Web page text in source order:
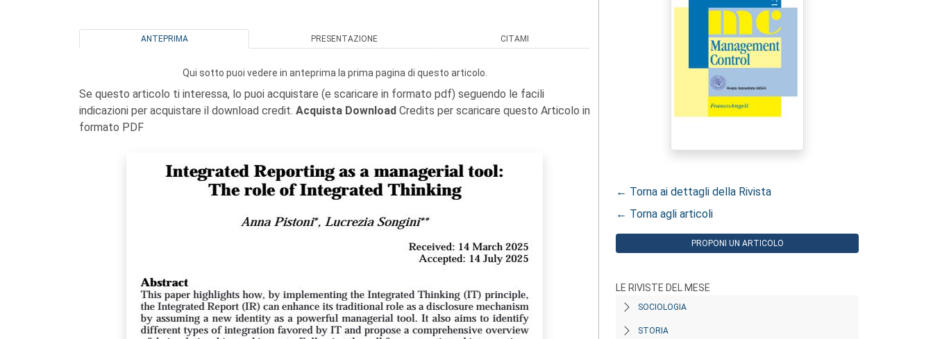
ANTEPRIMA PRESENTAZIONE CITAMI
Qui sotto puoi vedere in anteprima la prima pagina di questo articolo.
Se questo articolo ti interessa, lo puoi acquistare (e scaricare in formato pdf) seguendo le facili
indicazioni per acquistare il download credit. Acquista Download Credits per scaricare questo Articolo in
formato PDF
← Torna ai dettagli della Rivista
← Torna agli articoli
PROPONI UN ARTICOLO
LE RIVISTE DEL MESE
SOCIOLOGIA
STORIA